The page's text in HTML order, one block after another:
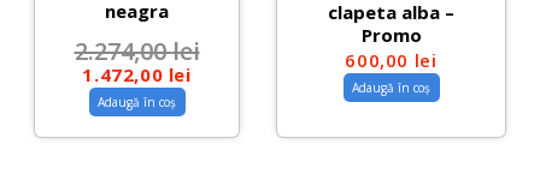
neagra
2.274,00lei
1.472,00 lei
Adaugă în coș
clapeta alba –
Promo
600,00 lei
Adaugă în coș